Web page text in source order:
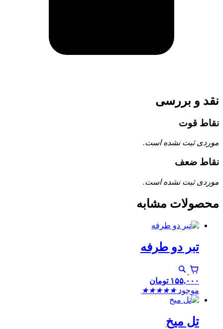
نقد و بررسی
نقاط قوت
موردی ثبت نشده است.
نقاط ضعف
موردی ثبت نشده است.
محصولات مشابه
تبر دو طرفه
۱۵۵,۰۰۰ تومان
موجود ★
★
★
★
★
تل میخ